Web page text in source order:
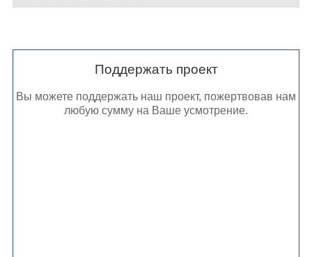
Поддержать проект
Вы можете поддержать наш проект, пожертвовав нам
любую сумму на Ваше усмотрение.